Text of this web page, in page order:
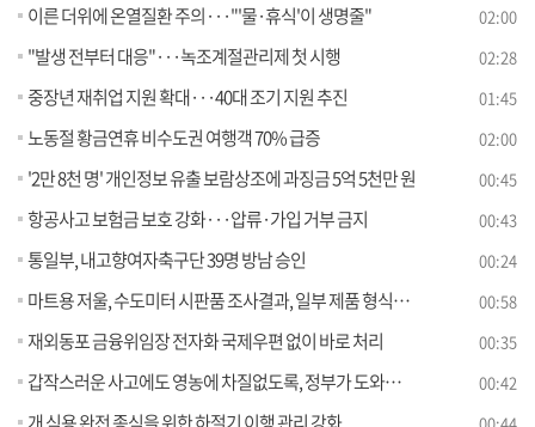
이른 더위에 온열질환 주의···"'물·휴식'이 생명줄" 02:00
"발생 전부터 대응"···녹조계절관리제 첫 시행 02:28
중장년 재취업 지원 확대···40대 조기 지원 추진 01:45
노동절 황금연휴 비수도권 여행객 70% 급증 02:00
'2만 8천 명' 개인정보 유출 보람상조에 과징금 5억 5천만 원 00:45
항공사고 보험금 보호 강화···압류·가입 거부 금지 00:43
통일부, 내고향여자축구단 39명 방남 승인 00:24
마트용 저울, 수도미터 시판품 조사결과, 일부 제품 형식승인 기준 미달 00:58
재외동포 금융위임장 전자화 국제우편 없이 바로 처리 00:35
갑작스러운 사고에도 영농에 차질없도록, 정부가 도와드립니다! 00:42